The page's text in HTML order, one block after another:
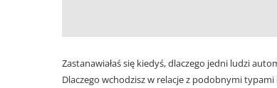
Zastanawiałaś się kiedyś, dlaczego jedni ludzi
Dlaczego wchodzisz w relacje z podobnymi typami